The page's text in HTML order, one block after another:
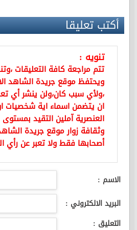
أكتب تعليقا
تنويه :
تتم مراجعة كافة التعليقات
ويحتفظ موقع جريدة الشاهد
،ولأي سبب كان،ولن ينشر أي
ان يتضمن اسماء اية شخصيات او
العنصرية آملين التقيد
وثقافة زوار موقع جريدة
أصحابها فقط ولا تعبر عن رأي
الاسم :
البريد الالكتروني :
التعليق :